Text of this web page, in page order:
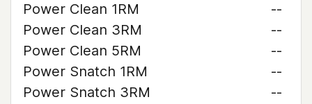
Power Clean 1RM
--
Power Clean 3RM
--
Power Clean 5RM
--
Power Snatch 1RM
--
Power Snatch 3RM
--